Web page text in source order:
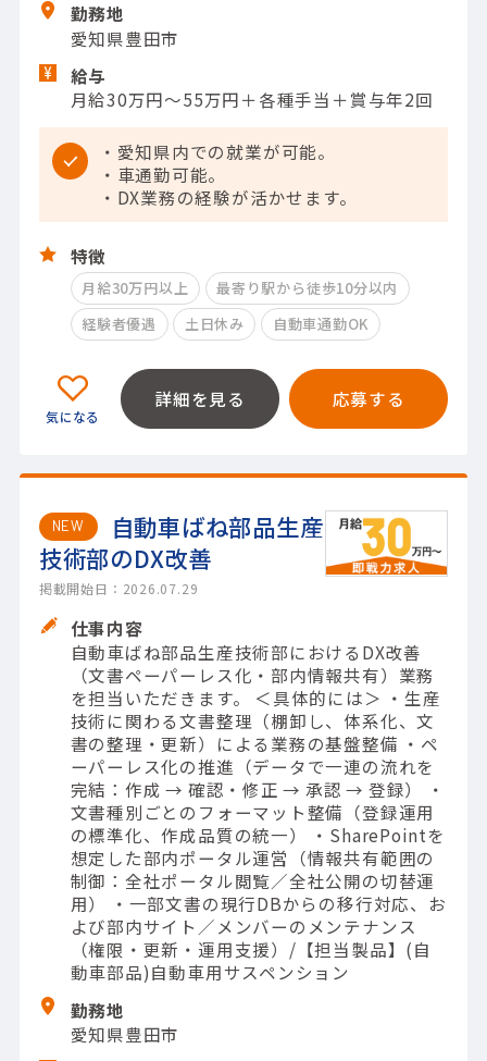
勤務地
愛知県豊田市
給与
月給30万円～55万円＋各種手当＋賞与年2回
・愛知県内での就業が可能。
・車通勤可能。
・DX業務の経験が活かせます。
特徴
月給30万円以上
最寄り駅から徒歩10分以内
経験者優遇
土日休み 自動車通勤OK
詳細を見る 応募する
NEW
自動車ばね部品生産
技術部のDX改善
掲載開始日：2026.07.29
仕事内容
自動車ばね部品生産技術部におけるDX改善
（文書ペーパーレス化・部内情報共有）業務
を担当いただきます。 ＜具体的には＞ ・生産
技術に関わる文書整理（棚卸し、体系化、文
書の整理・更新）による業務の基盤整備 ・ペ
ーパーレス化の推進（データで一連の流れを
完結：作成 → 確認・修正 → 承認 → 登録） ・
文書種別ごとのフォーマット整備（登録運用
の標準化、作成品質の統一） ・SharePointを
想定した部内ポータル運営（情報共有範囲の
制御：全社ポータル閲覧／全社公開の切替運
用） ・一部文書の現行DBからの移行対応、お
よび部内サイト／メンバーのメンテナンス
（権限・更新・運用支援）/【担当製品】(自
動車部品)自動車用サスペンション
勤務地
愛知県豊田市